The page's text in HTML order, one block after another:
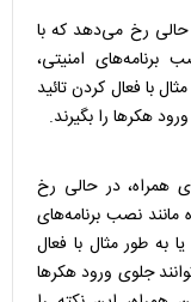
حالی رخ می‌دهد که با
برنامه‌های امنیتی،
با فعال کردن تائید
هکرها را بگیرند.
همراه، در حالی رخ
مانند نصب برنامه‌های
به طور مثال با فعال
جلوی ورود هکرها